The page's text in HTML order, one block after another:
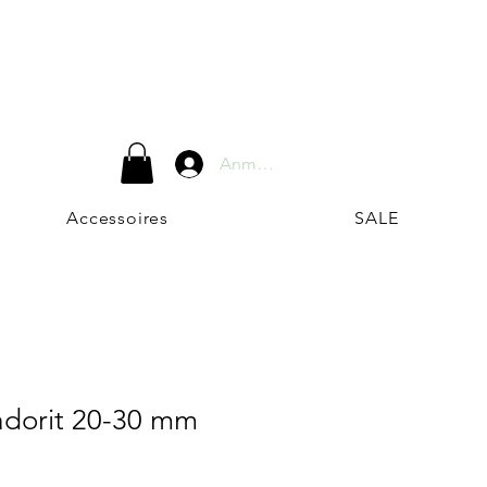
Anmelden
Accessoires SALE
20-30 mm